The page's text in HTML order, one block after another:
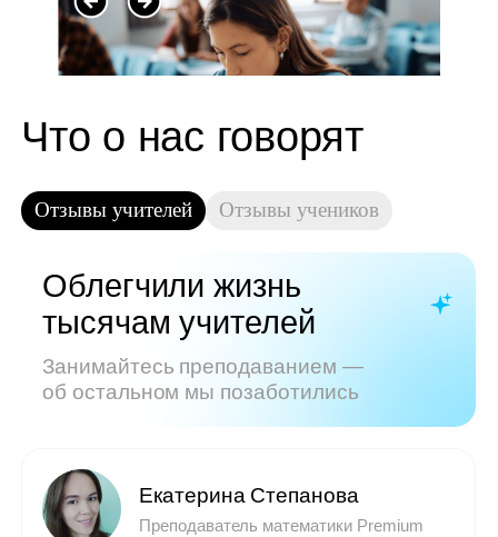
Показать все отзывы
Часто задаваемые
вопросы